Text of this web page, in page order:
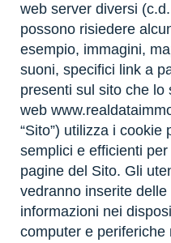
web server diversi
possono risiedere
esempio, immagini,
suoni, specifici link a
presenti sul sito che lo
web
“Sito”) utilizza i
semplici e efficienti
pagine del Sito. Gli
vedranno inserite
informazioni nei
computer e periferiche